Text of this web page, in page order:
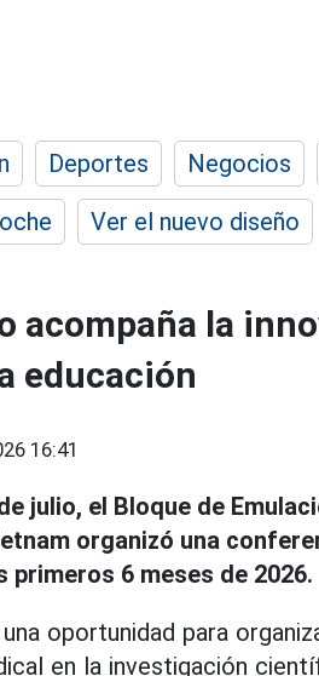
Deportes Negocios
Ver el nuevo diseño
acompaña la
educación
16:41
julio, el Bloque de
organizó una
primeros 6 meses de 2026.
oportunidad para
en la investigación